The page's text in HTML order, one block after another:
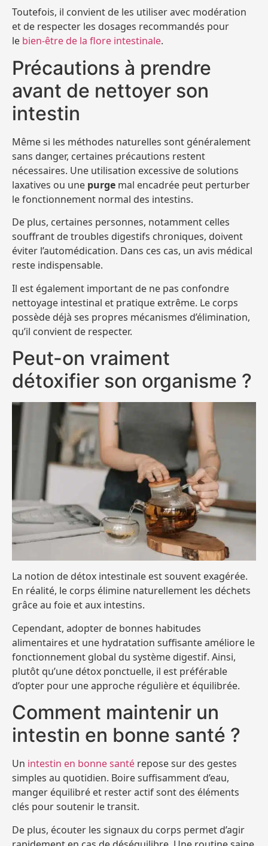
Toutefois, il convient de les utiliser avec modération
et de respecter les dosages recommandés pour
le bien-être de la flore intestinale.
Précautions à prendre
avant de nettoyer son
intestin
Même si les méthodes naturelles sont généralement
sans danger, certaines précautions restent
nécessaires. Une utilisation excessive de solutions
laxatives ou une purge mal encadrée peut perturber
le fonctionnement normal des intestins.
De plus, certaines personnes, notamment celles
souffrant de troubles digestifs chroniques, doivent
éviter l’automédication. Dans ces cas, un avis médical
reste indispensable.
Il est également important de ne pas confondre
nettoyage intestinal et pratique extrême. Le corps
possède déjà ses propres mécanismes d’élimination,
qu’il convient de respecter.
Peut-on vraiment
détoxifier son organisme ?
La notion de détox intestinale est souvent exagérée.
En réalité, le corps élimine naturellement les déchets
grâce au foie et aux intestins.
Cependant, adopter de bonnes habitudes
alimentaires et une hydratation suffisante améliore le
fonctionnement global du système digestif. Ainsi,
plutôt qu’une détox ponctuelle, il est préférable
d’opter pour une approche régulière et équilibrée.
Comment maintenir un
intestin en bonne santé ?
Un intestin en bonne santé repose sur des gestes
simples au quotidien. Boire suffisamment d’eau,
manger équilibré et rester actif sont des éléments
clés pour soutenir le transit.
De plus, écouter les signaux du corps permet d’agir